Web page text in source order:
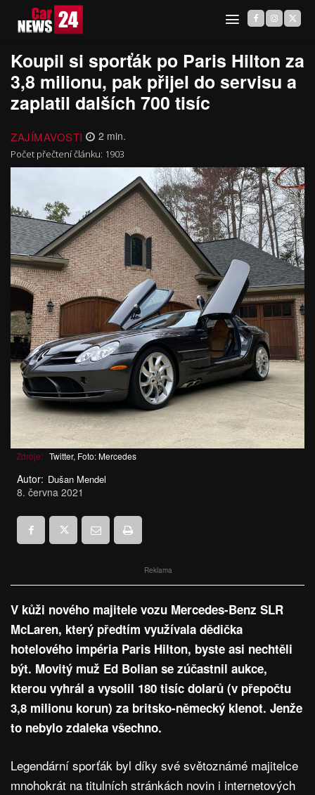
Koupil si sporťák po Paris Hilton za
3,8 milionu, pak přijel do servisu a
zaplatil dalších 700 tisíc
ZAJÍMAVOSTI 2 min.
Počet přečtení článku: 1903
Zdroje: Twitter, Foto: Mercedes
Autor: Dušan Mendel
8. června 2021
Reklama
V kůži nového majitele vozu Mercedes-Benz SLR
McLaren, který předtím využívala dědička
hotelového impéria Paris Hilton, byste asi nechtěli
být. Movitý muž Ed Bolian se zúčastnil aukce,
kterou vyhrál a vysolil 180 tisíc dolarů (v přepočtu
3,8 milionu korun) za britsko-německý klenot. Jenže
to nebylo zdaleka všechno.
Legendární sporťák byl díky své světoznámé majitelce
mnohokrát na titulních stránkách novin i internetových